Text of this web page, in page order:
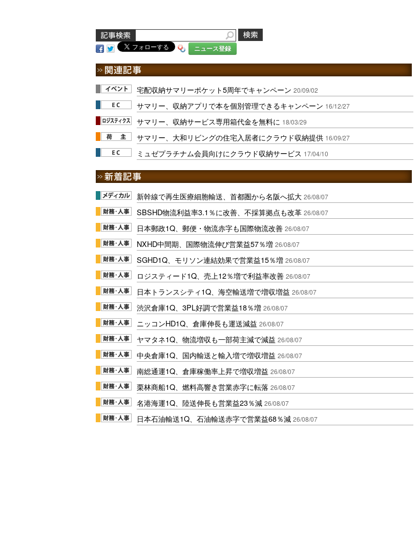
ニュース登録
宅配収納サマリーポケット5周年でキャンペーン 20/09/02
サマリー、収納アプリで本を個別管理できるキャンペーン 16/12/27
サマリー、収納サービス専用箱代金を無料に 18/03/29
サマリー、大和リビングの住宅入居者にクラウド収納提供 16/09/27
ミュゼプラチナム会員向けにクラウド収納サービス 17/04/10
新幹線で再生医療細胞輸送、首都圏から名阪へ拡大 26/08/07
SBSHD物流利益率3.1％に改善、不採算拠点も改革 26/08/07
日本郵政1Q、郵便・物流赤字も国際物流改善 26/08/07
NXHD中間期、国際物流伸び営業益57％増 26/08/07
SGHD1Q、モリソン連結効果で営業益15％増 26/08/07
ロジスティード1Q、売上12％増で利益率改善 26/08/07
日本トランスシティ1Q、海空輸送増で増収増益 26/08/07
渋沢倉庫1Q、3PL好調で営業益18％増 26/08/07
ニッコンHD1Q、倉庫伸長も運送減益 26/08/07
ヤマタネ1Q、物流増収も一部荷主減で減益 26/08/07
中央倉庫1Q、国内輸送と輸入増で増収増益 26/08/07
南総通運1Q、倉庫稼働率上昇で増収増益 26/08/07
栗林商船1Q、燃料高響き営業赤字に転落 26/08/07
名港海運1Q、陸送伸長も営業益23％減 26/08/07
日本石油輸送1Q、石油輸送赤字で営業益68％減 26/08/07